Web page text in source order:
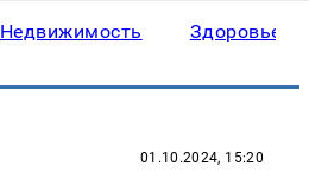
Недвижимость Здоровье
01.10.2024, 15:20